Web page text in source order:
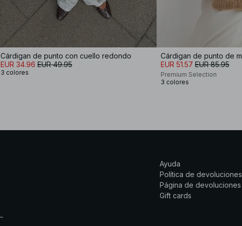
Cárdigan de punto con cuello redondo
EUR 34.96 EUR 49.95
3 colores
EUR 51.57 EUR 85.95
Premium Selection
3 colores
Ayuda
Política de devoluciones
Página de devoluciones
Gift cards